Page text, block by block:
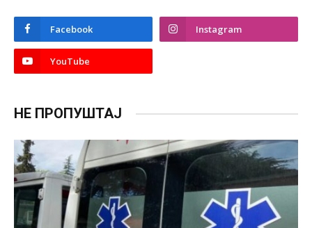
Facebook Instagram
YouTube
НЕ ПРОПУШТАЈ